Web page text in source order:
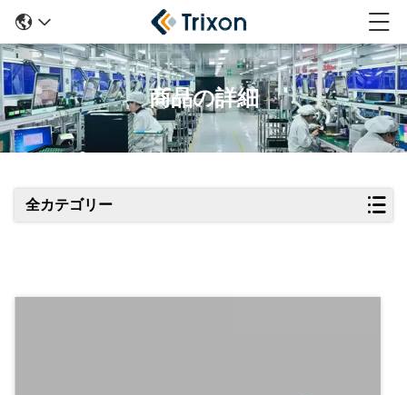
商品の詳細
全カテゴリー